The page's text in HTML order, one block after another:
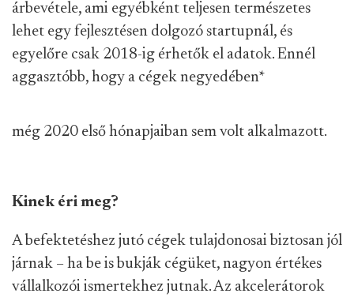
árbevétele, ami egyébként teljesen természetes
lehet egy fejlesztésen dolgozó startupnál, és
egyelőre csak 2018-ig érhetők el adatok. Ennél
aggasztóbb, hogy a cégek negyedében*
még 2020 első hónapjaiban sem volt alkalmazott.
Kinek éri meg?
A befektetéshez jutó cégek tulajdonosai biztosan jól
járnak – ha be is bukják cégüket, nagyon értékes
vállalkozói ismertekhez jutnak. Az akcelerátorok